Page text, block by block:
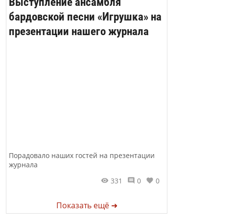
бардовской песни «Игрушка» на
презентации нашего журнала
Порадовало наших гостей на презентации
журнала
331
0 0
Показать ещё ➜